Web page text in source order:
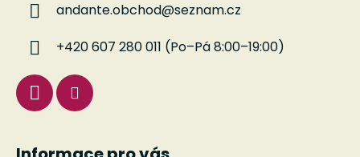
andante.obchod@seznam.cz
+420 607 280 011 (Po–Pá 8:00–19:00)